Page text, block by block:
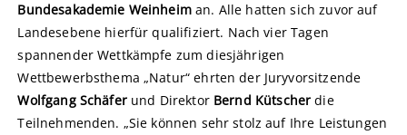
Bundesakademie Weinheiman. Alle hatten sich zuvor auf
Landesebene hierfür qualifiziert. Nach vier Tagen
spannender Wettkämpfe zum diesjährigen
Wettbewerbsthema „Natur“ ehrten der Juryvorsitzende
Wolfgang Schäferund Direktor Bernd Kütscherdie
Teilnehmenden. „Sie können sehr stolz auf Ihre Leistungen